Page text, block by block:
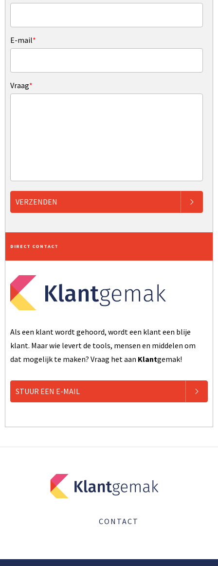
E-mail*
Vraag*
VERZENDEN
DIRECT CONTACT
Als een klant wordt gehoord, wordt een klant een blije
klant. Maar wie levert de tools, mensen en middelen om
dat mogelijk te maken? Vraag het aan Klantgemak!
STUUR EEN E-MAIL
CONTACT